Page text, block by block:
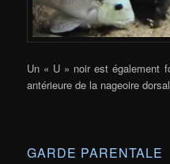
Un « U » noir est également
antérieure de la nageoire
GARDE PARENTALE